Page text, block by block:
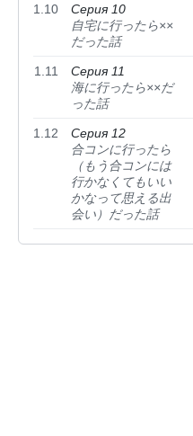
1.10
Серия 10
自宅に行ったら××
だった話
1.11
Серия 11
海に行ったら××だ
った話
1.12
Серия 12
合コンに行ったら
（もう合コンには
行かなくてもいい
かなって思える出
会い）だった話